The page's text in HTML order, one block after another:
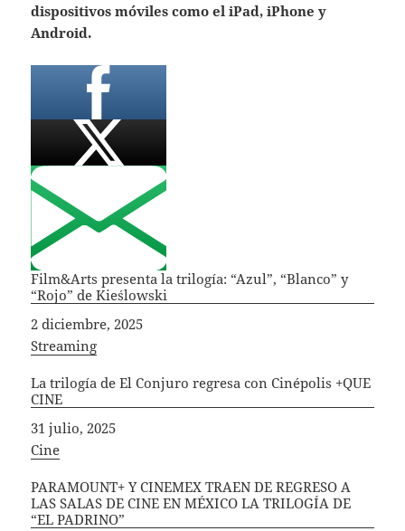
dispositivos móviles como el iPad, iPhone y
Android.
Film&Arts presenta la trilogía: “Azul”, “Blanco” y
“Rojo” de Kieślowski
Fecha
2 diciembre, 2025
In relation to
Streaming
La trilogía de El Conjuro regresa con Cinépolis +QUE
CINE
Fecha
31 julio, 2025
In relation to
Cine
PARAMOUNT+ Y CINEMEX TRAEN DE REGRESO A
LAS SALAS DE CINE EN MÉXICO LA TRILOGÍA DE
“EL PADRINO”